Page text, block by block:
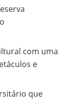
com uma
e
que